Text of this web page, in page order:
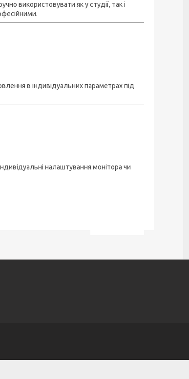
використовувати як у студії, так і
в індивідуальних параметрах під
налаштування монітора чи